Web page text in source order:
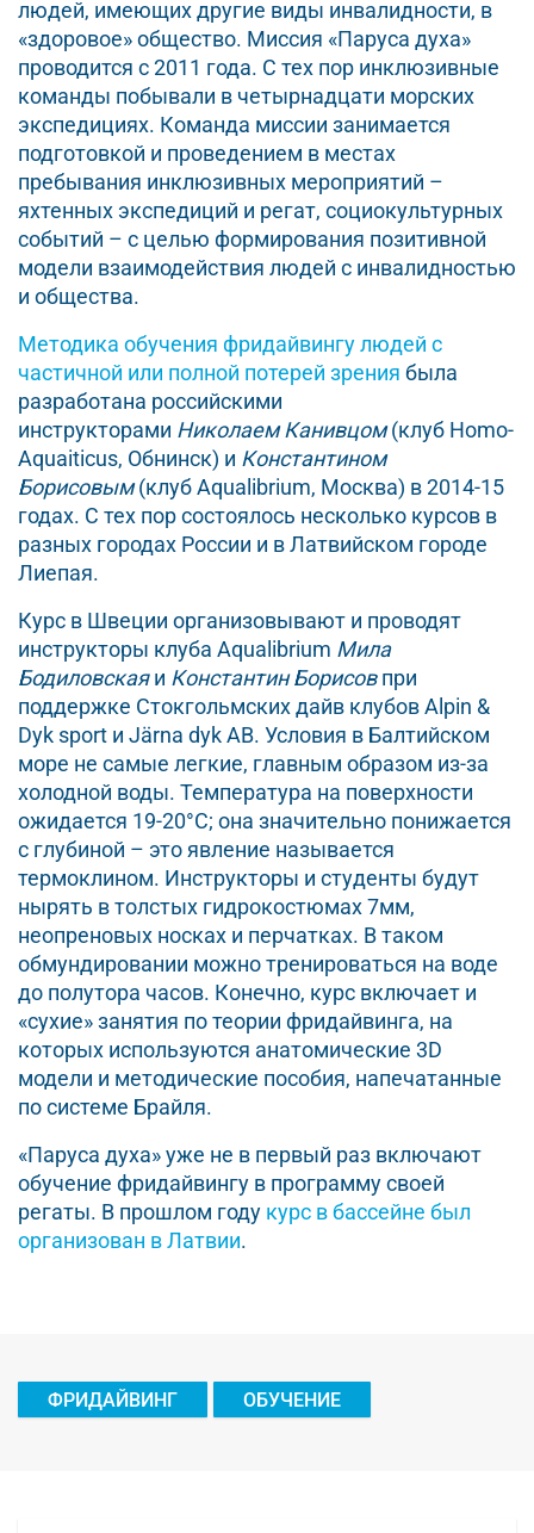
людей, имеющих другие виды инвалидности, в
«здоровое» общество. Миссия «Паруса духа»
проводится с 2011 года. С тех пор инклюзивные
команды побывали в четырнадцати морских
экспедициях. Команда миссии занимается
подготовкой и проведением в местах
пребывания инклюзивных мероприятий –
яхтенных экспедиций и регат, социокультурных
событий – с целью формирования позитивной
модели взаимодействия людей с инвалидностью
и общества.
Методика обучения фридайвингу людей с
частичной или полной потерей зрения была
разработана российскими
инструкторами Николаем Канивцом(клуб Homo-
Aquaiticus, Обнинск) и Константином
Борисовым(клуб Aqualibrium, Москва) в 2014-15
годах. С тех пор состоялось несколько курсов в
разных городах России и в Латвийском городе
Лиепая.
Курс в Швеции организовывают и проводят
инструкторы клуба Aqualibrium Мила
Бодиловскаяи Константин Борисовпри
поддержке Стокгольмских дайв клубов Alpin &
Dyk sport и Järna dyk AB. Условия в Балтийском
море не самые легкие, главным образом из-за
холодной воды. Температура на поверхности
ожидается 19-20°C; она значительно понижается
с глубиной – это явление называется
термоклином. Инструкторы и студенты будут
нырять в толстых гидрокостюмах 7мм,
неопреновых носках и перчатках. В таком
обмундировании можно тренироваться на воде
до полутора часов. Конечно, курс включает и
«сухие» занятия по теории фридайвинга, на
которых используются анатомические 3D
модели и методические пособия, напечатанные
по системе Брайля.
«Паруса духа» уже не в первый раз включают
обучение фридайвингу в программу своей
регаты. В прошлом году курс в бассейне был
организован в Латвии.
ФРИДАЙВИНГ ОБУЧЕНИЕ